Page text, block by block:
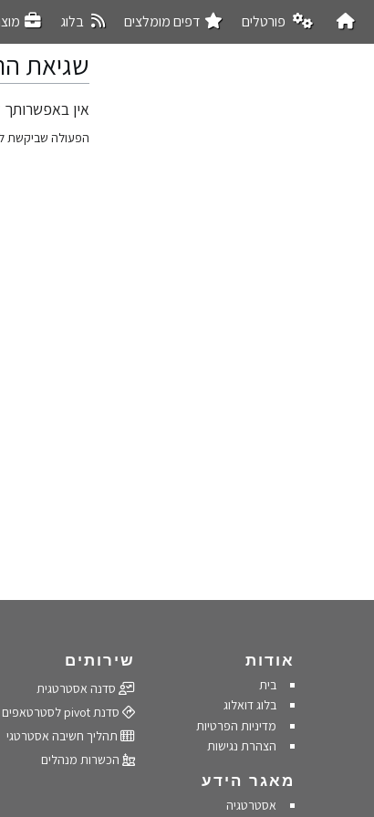
פורטלים דפים מומלצים בלוג
שגיאת
קפיצה
קפיצה
אין
הפעולה שביקשת
אודות
בית
בלוג דואלוג
מדיניות הפרטיות
הצהרת נגישות
מאגר הידע
אסטרטגיה
שירותים
סדנה אסטרטגית
סדנת pivot לסטרטאפים
תהליך חשיבה אסטרטגי
הכשרות מנהלים